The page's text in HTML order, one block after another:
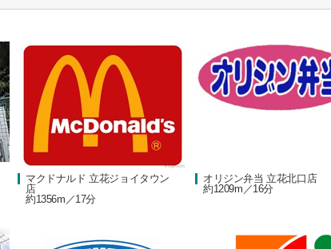
マクドナルド 立花ジョイタウン
店
約1356m／17分
オリジン弁当 立花北口店
約1209m／16分